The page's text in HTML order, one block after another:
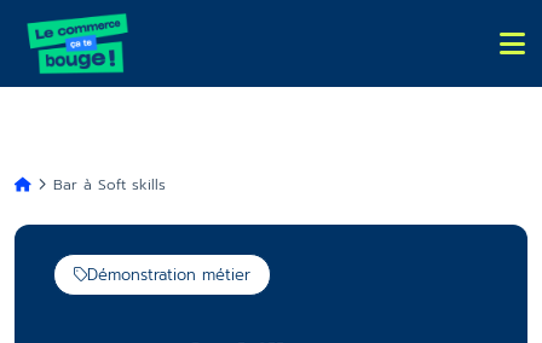
Bar à Soft skills
Démonstration métier